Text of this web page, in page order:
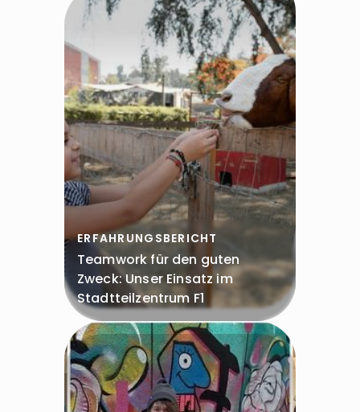
ERFAHRUNGSBERICHT
Teamwork für den guten
Zweck: Unser Einsatz im
Stadtteilzentrum F1